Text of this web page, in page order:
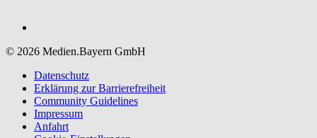
© 2026 Medien.Bayern GmbH
Datenschutz
Erklärung zur Barriere­freiheit
Community Guidelines
Impressum
Anfahrt